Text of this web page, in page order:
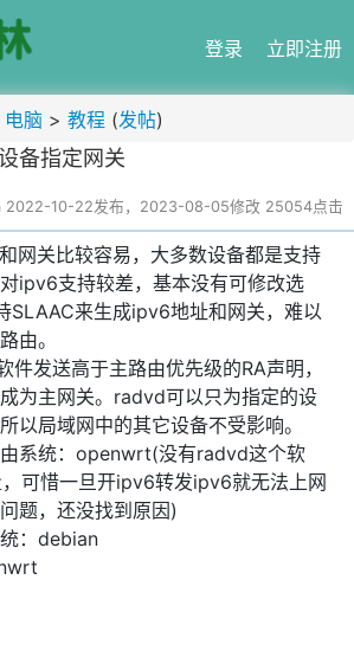
登录 立即注册
电脑 > 教程 (发帖)
备指定网关
2022-10-22发布，2023-08-05修改 25054点击
网关比较容易，大多数设备都是支持
ipv6支持较差，基本没有可修改选
SLAAC来生成ipv6地址和网关，难以
由。
发送高于主路由优先级的RA声明，
为主网关。radvd可以只为指定的设
以局域网中的其它设备不受影响。
系统：openwrt(没有radvd这个软
可惜一旦开ipv6转发ipv6就无法上网
题，还没找到原因)
：debian